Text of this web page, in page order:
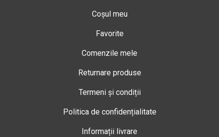
Coșul meu
Favorite
Comenzile mele
Returnare produse
Termeni și condiții
Politica de confidențialitate
Informații livrare